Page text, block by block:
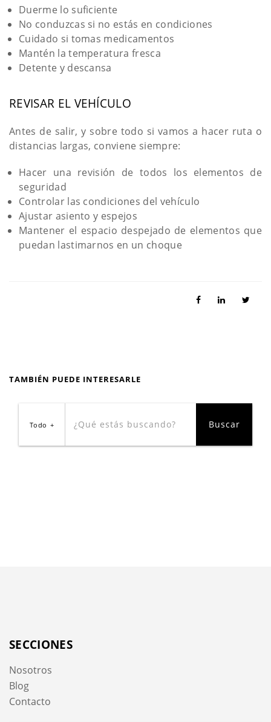
Duerme lo suficiente
No conduzcas si no estás en condiciones
Cuidado si tomas medicamentos
Mantén la temperatura fresca
Detente y descansa
REVISAR EL VEHÍCULO
Antes de salir, y sobre todo si vamos a hacer ruta o
distancias largas, conviene siempre:
Hacer una revisión de todos los elementos de
seguridad
Controlar las condiciones del vehículo
Ajustar asiento y espejos
Mantener el espacio despejado de elementos que
puedan lastimarnos en un choque
TAMBIÉN PUEDE INTERESARLE
Todo
SECCIONES
Nosotros
Blog
Contacto